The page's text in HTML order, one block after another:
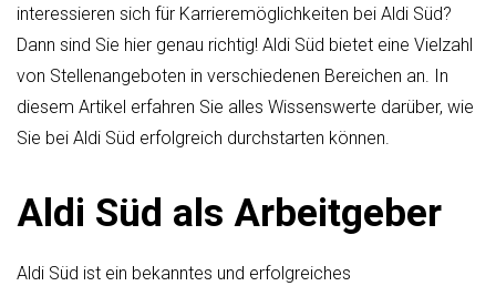
interessieren sich für Karrieremöglichkeiten bei Aldi Süd?
Dann sind Sie hier genau richtig! Aldi Süd bietet eine Vielzahl
von Stellenangeboten in verschiedenen Bereichen an. In
diesem Artikel erfahren Sie alles Wissenswerte darüber, wie
Sie bei Aldi Süd erfolgreich durchstarten können.
Aldi Süd als Arbeitgeber
Aldi Süd ist ein bekanntes und erfolgreiches